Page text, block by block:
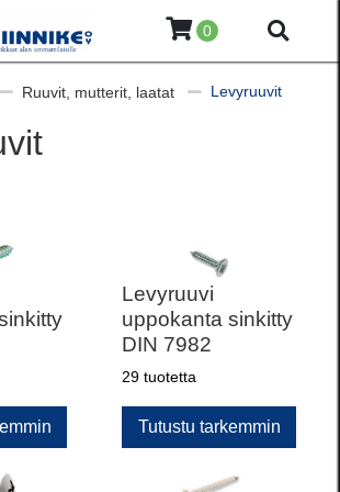
0
Ruuvit, mutterit, laatat Levyruuvit
Levyruuvi
uppokanta sinkitty
DIN 7982
29 tuotetta
Tutustu tarkemmin